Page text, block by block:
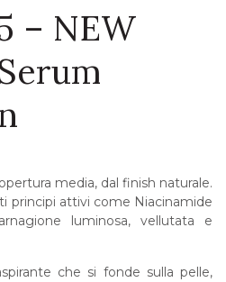
– NEW
media, dal finish naturale.
principi attivi come Niacinamide
luminosa, vellutata e
che si fonde sulla pelle,